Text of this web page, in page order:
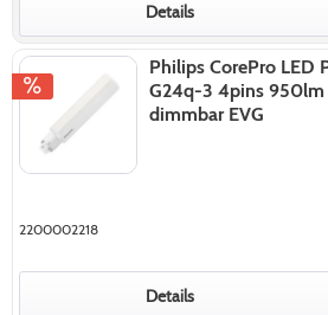
Details
Philips CorePro LED
G24q-3 4pins
dimmbar EVG
2200002218
Details